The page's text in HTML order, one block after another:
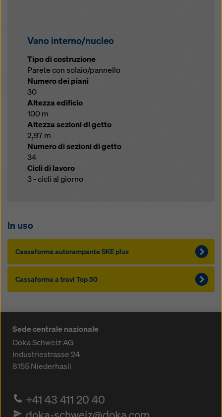
Vano interno/nucleo
Tipo di costruzione
Parete con solaio/pannello
Numero dei piani
30
Altezza edificio
100 m
Altezza sezioni di getto
2,97 m
Numero di sezioni di getto
34
Cicli di lavoro
3 - cicli al giorno
In uso
Cassaforma autorampante SKE plus
Cassaforma a travi Top 50
Sede centrale nazionale
Doka Schweiz AG
Industriestrasse 24
8155Niederhasli
+41 43 411 20 40